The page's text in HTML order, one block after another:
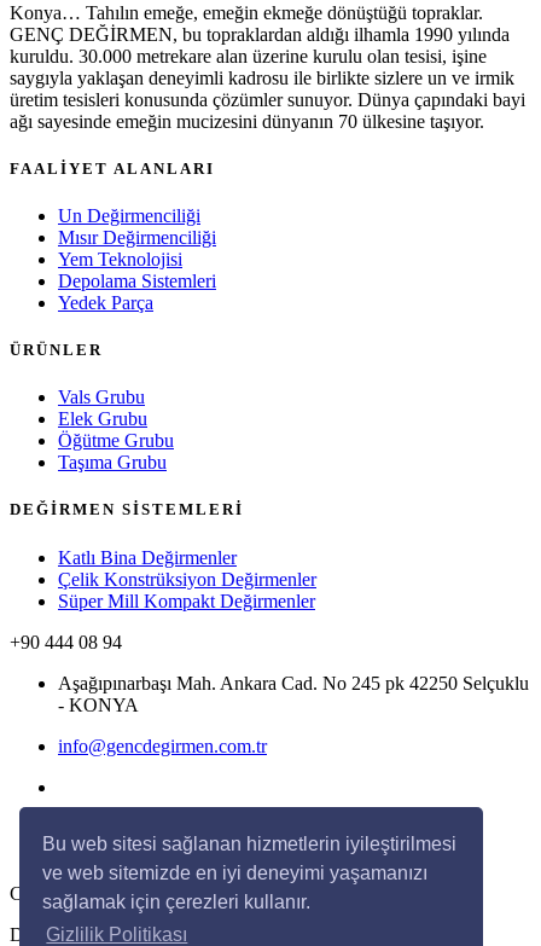
Bu web sitesi sağlanan hizmetlerin iyileştirilmesi
ve web sitemizde en iyi deneyimi yaşamanızı
sağlamak için çerezleri kullanır.
Gizlilik Politikası
Konya… Tahılın emeğe, emeğin ekmeğe dönüştüğü topraklar.
GENÇ DEĞİRMEN, bu topraklardan aldığı ilhamla 1990 yılında
kuruldu. 30.000 metrekare alan üzerine kurulu olan tesisi, işine
saygıyla yaklaşan deneyimli kadrosu ile birlikte sizlere un ve irmik
üretim tesisleri konusunda çözümler sunuyor. Dünya çapındaki bayi
ağı sayesinde emeğin mucizesini dünyanın 70 ülkesine taşıyor.
FAALİYET ALANLARI
Un Değirmenciliği
Mısır Değirmenciliği
Yem Teknolojisi
Depolama Sistemleri
Yedek Parça
ÜRÜNLER
Vals Grubu
Elek Grubu
Öğütme Grubu
Taşıma Grubu
DEĞİRMEN SİSTEMLERİ
Katlı Bina Değirmenler
Çelik Konstrüksiyon Değirmenler
Süper Mill Kompakt Değirmenler
+90 444 08 94
Aşağıpınarbaşı Mah. Ankara Cad. No 245 pk 42250 Selçuklu
- KONYA
info@gencdegirmen.com.tr
Copyright © 2020 Genç Değirmen Tüm hakları saklıdır.
Desing with byDivaynTasarım